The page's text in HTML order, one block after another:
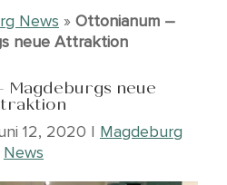
News » Ottonianum –
neue Attraktion
Magdeburgs neue
12, 2020 | Magdeburg
News